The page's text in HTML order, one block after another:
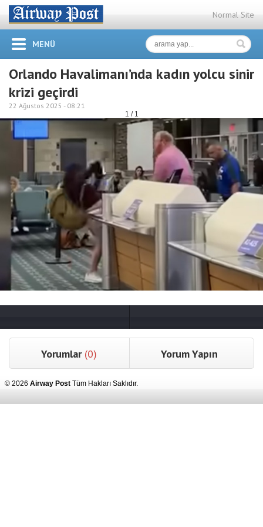
Normal Site
MENÜ
Orlando Havalimanı’nda kadın yolcu sinir
krizi geçirdi
22 Ağustos 2025 - 08:21
1 / 1
Yorumlar (0) Yorum Yapın
© 2026 Airway Post Tüm Hakları Saklıdır.